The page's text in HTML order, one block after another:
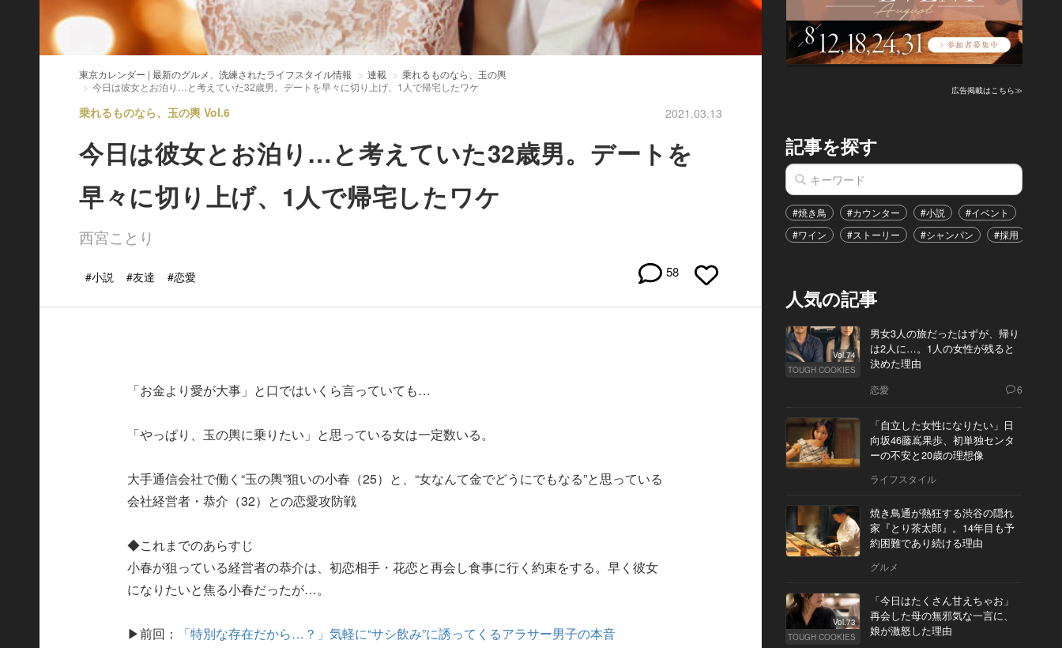
東京カレンダー | 最新のグルメ、洗練されたライフスタイル情報 連載
乗れるものなら、玉の輿
今日は彼女とお泊り…と考えていた32歳男。デートを早々に切り上げ、1人で帰宅したワケ
乗れるものなら、玉の輿 Vol.6 2021.03.13
今日は彼女とお泊り…と考えていた32歳男。デートを
早々に切り上げ、1人で帰宅したワケ
西宮ことり
#小説 #友達 #恋愛 58
「お金より愛が大事」と口ではいくら言っていても…
「やっぱり、玉の輿に乗りたい」と思っている女は一定数いる。
大手通信会社で働く“玉の輿”狙いの小春（25）と、“女なんて金でどうにでもなる”と思っている
会社経営者・恭介（32）との恋愛攻防戦
◆これまでのあらすじ
小春が狙っている経営者の恭介は、初恋相手・花恋と再会し食事に行く約束をする。早く彼女
になりたいと焦る小春だったが…。
▶前回： 「特別な存在だから…？」気軽に“サシ飲み”に誘ってくるアラサー男子の本音
広告掲載はこちら≫
記事を探す
#焼き鳥 #カウンター #小説 #イベント
#ワイン
#ストーリー #シャンパン #採用
人気の記事
Vol.74
TOUGH COOKIES
男女3人の旅だったはずが、帰り
は2人に…。1人の女性が残ると
決めた理由
恋愛 6
「自立した女性になりたい」日
向坂46藤嶌果歩、初単独センタ
ーの不安と20歳の理想像
ライフスタイル
焼き鳥通が熱狂する渋谷の隠れ
家『とり茶太郎』。14年目も予
約困難であり続ける理由
グルメ
Vol.73
TOUGH COOKIES
「今日はたくさん甘えちゃお」
再会した母の無邪気な一言に、
娘が激怒した理由